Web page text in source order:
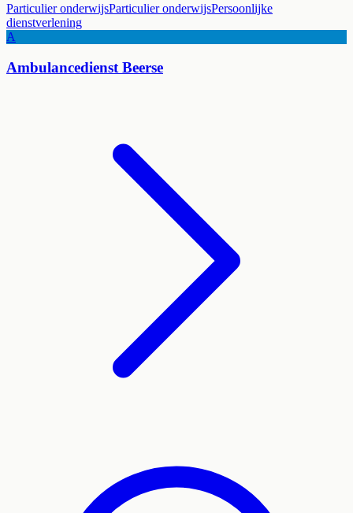
Particulier onderwijsParticulier onderwijsPersoonlijke
dienstverlening
A
Ambulancedienst Beerse